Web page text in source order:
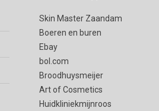
Skin Master Zaandam
Boeren en buren
Ebay
bol.com
Broodhuysmeijer
Art of Cosmetics
Huidkliniekmijnroos